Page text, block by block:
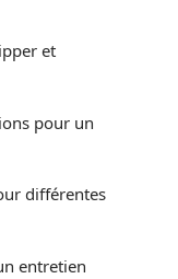
et
pour un
différentes
entretien